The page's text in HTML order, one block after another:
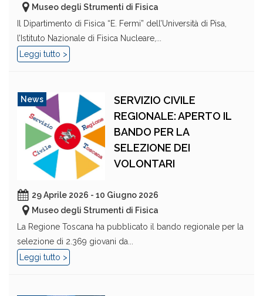
Museo degli Strumenti di Fisica
Il Dipartimento di Fisica “E. Fermi” dell’Università di Pisa,
l’Istituto Nazionale di Fisica Nucleare,...
Leggi tutto >
News
SERVIZIO CIVILE
REGIONALE: APERTO IL
BANDO PER LA
SELEZIONE DEI
VOLONTARI
29 Aprile 2026 - 10 Giugno 2026
Museo degli Strumenti di Fisica
La Regione Toscana ha pubblicato il bando regionale per la
selezione di 2.369 giovani da...
Leggi tutto >